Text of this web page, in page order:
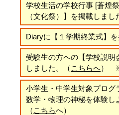
学校生活の学校行事 [蒼煌
（文化祭） 】を掲載しまし
Diaryに 【１学期終業式】
受験生の方への【学校説
しました。（ こちらへ）
小学生・中学生対象プロ
数学・物理の神秘を体験し
（ こちらへ）